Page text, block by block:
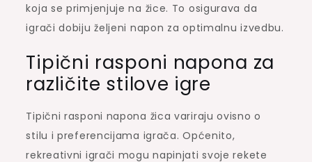
koja se primjenjuje na žice. To osigurava da
igrači dobiju željeni napon za optimalnu izvedbu.
Tipični rasponi napona za
različite stilove igre
Tipični rasponi napona žica variraju ovisno o
stilu i preferencijama igrača. Općenito,
rekreativni igrači mogu napinjati svoje rekete